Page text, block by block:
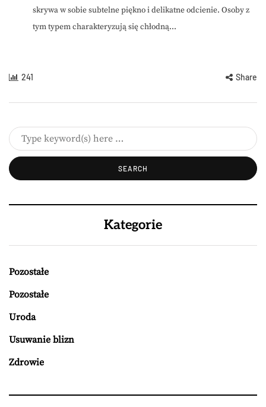
skrywa w sobie subtelne piękno i delikatne odcienie. Osoby z
tym typem charakteryzują się chłodną...
241 Share
Kategorie
Pozostałe
Pozostałe
Uroda
Usuwanie blizn
Zdrowie